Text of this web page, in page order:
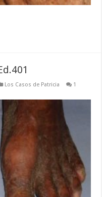
Los Casos de Patricia
1